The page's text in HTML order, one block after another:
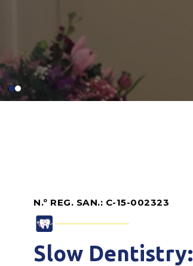
N.º REG. SAN.: C-15-002323
Slow Dentistry: